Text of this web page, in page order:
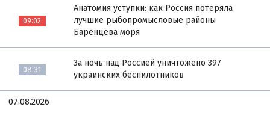
09:02
Анатомия уступки: как Россия потеряла
лучшие рыбопромысловые районы
Баренцева моря
08:31
За ночь над Россией уничтожено 397
украинских беспилотников
07.08.2026